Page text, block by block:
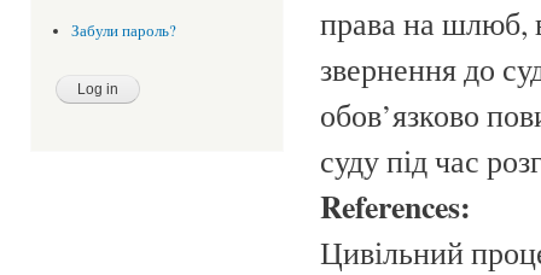
Забули пароль?
права на шлюб,
звернення до
обов’язково
суду під час
References:
Цивільний